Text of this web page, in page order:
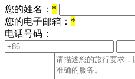
您的姓名： *
您的电子邮箱： *
电话号码：